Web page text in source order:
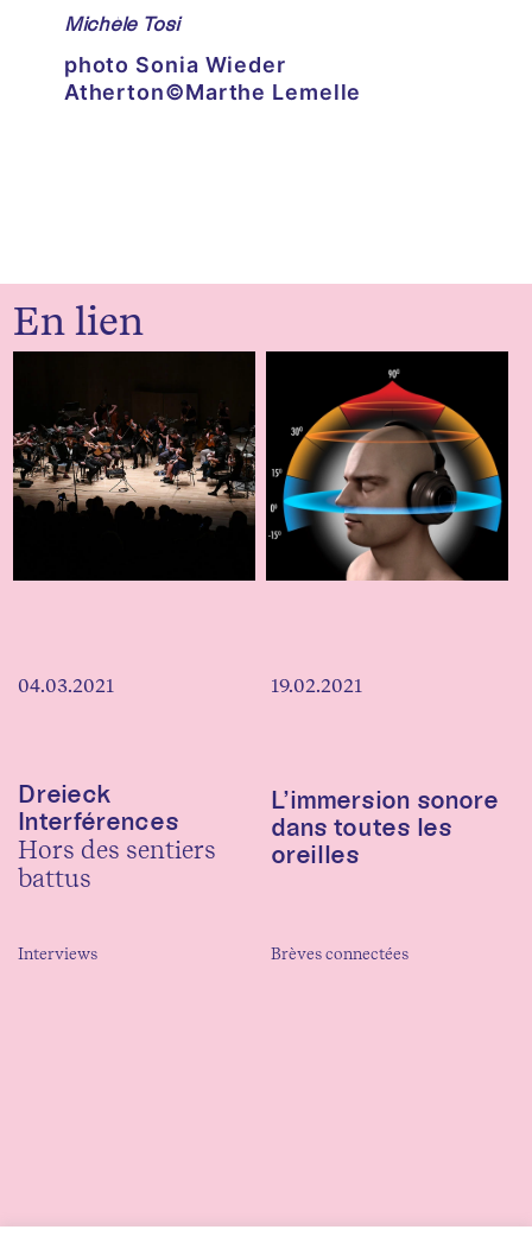
Michèle Tosi
photo Sonia Wieder
Atherton©Marthe Lemelle
En lien
04.03.2021
Dreieck
Interférences
Hors des sentiers
battus
Interviews
19.02.2021
L’immersion sonore
dans toutes les
oreilles
Brèves connectées